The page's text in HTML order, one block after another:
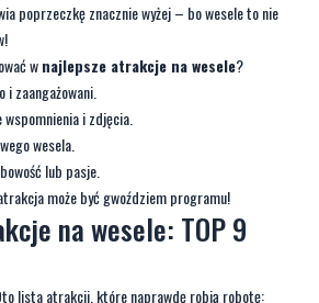
poprzeczkę znacznie wyżej – bo wesele to nie
wnajlepsze atrakcje na wesele?
i zaangażowani.
wspomnienia i zdjęcia.
wesela.
lub pasje.
może być gwoździem programu!
na wesele: TOP 9
lista atrakcji, które naprawdę robią robotę: